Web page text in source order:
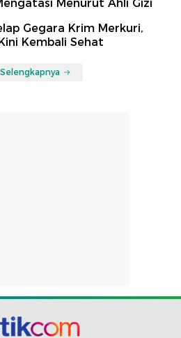
Menurut Ahli Gizi
Gegara Krim Merkuri,
Kembali Sehat